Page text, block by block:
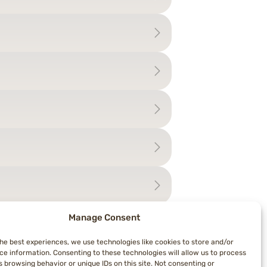
Manage Consent
best experiences, we use technologies like cookies to store and/or
information. Consenting to these technologies will allow us to process
browsing behavior or unique IDs on this site. Not consenting or